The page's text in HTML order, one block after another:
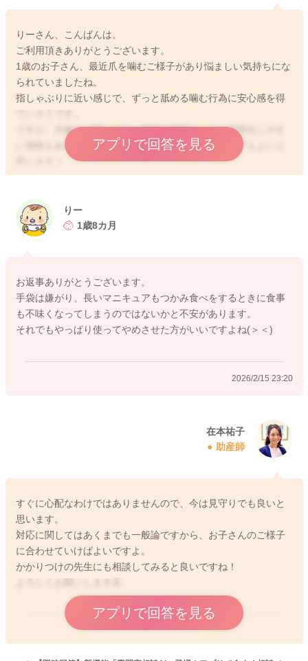
りーさん、こんばんは。
ご利用頂きありがとうございます。
1歳のお子さん、最近爪を噛むご様子があり悩ましい気持ちにな
られていましたね。
指しゃぶりに近い感じで、ずっと舐める噛む行為に安心感を得
ですが、爪噛みに関しては、時間の経過とともに習慣化しやす
い側面もありますので、何かしらの工夫をトライしてもよいと
あるマネキュアなどお子さんの体験の中で、次第に爪噛み卒業
に向けていけると理想的です！よろしくお願いします🙇
アプリで回答を見る
りー
1歳8カ月
お返事ありがとうございます。
手袋は嫌がり、長いマニキュアもつかみ食べをするときに食事
も不味くなってしまうのではないかと不安があります。
それでもやっぱり使ってやめさせた方がいいですよね(＞＜)
2026/2/15 23:20
在本祐子
助産師
すぐに心配なわけではありませんので、今は見守りでも良いと
思います。
対応に関してはあくまでも一般論ですから、お子さんのご様子
に合わせていけばよいですよ。
かかりつけの先生にも相談してみると良いですね！
よろしくお願いします🙇
アプリで回答を見る
2026/2/16 8:00